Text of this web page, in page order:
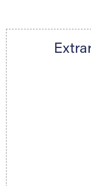
Telefon:+49
DMG
www.dmg-